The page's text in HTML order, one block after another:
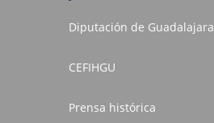
Diputación de Guadalajara
CEFIHGU
Prensa histórica